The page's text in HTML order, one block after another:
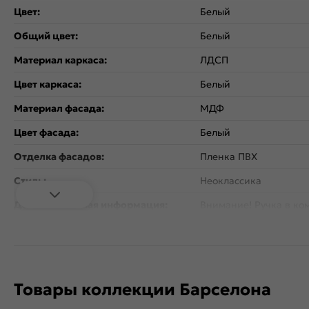
Цвет:
Белый
Общий цвет:
Белый
Материал каркаса:
ЛДСП
Цвет каркаса:
Белый
Материал фасада:
МДФ
Цвет фасада:
Белый
Отделка фасадов:
Пленка ПВХ
Стиль:
Неоклассика
Тип поверхности:
Матовая
Товары коллекции Барселона